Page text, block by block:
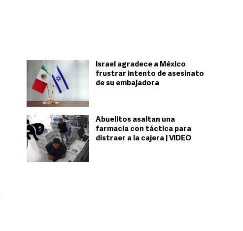
Israel agradece a México
frustrar intento de asesinato
de su embajadora
Abuelitos asaltan una
farmacia con táctica para
distraer a la cajera | VIDEO